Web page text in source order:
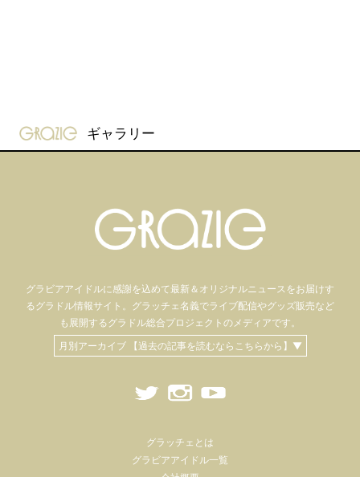
gravure-grazie
ギャラリー
グラビアアイドルに感謝を込めて最新＆オリジナルニュースをお届けす
るグラドル情報サイト。 グラッチェ名義でライブ配信やグッズ販売など
も 展開するグラドル総合プロジェクトのメディアです。
月別アーカイブ 【過去の記事を読むならこちらから】▼
グラッチェとは
グラビアアイドル一覧